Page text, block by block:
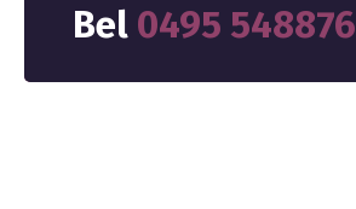
Bel 0495 548876